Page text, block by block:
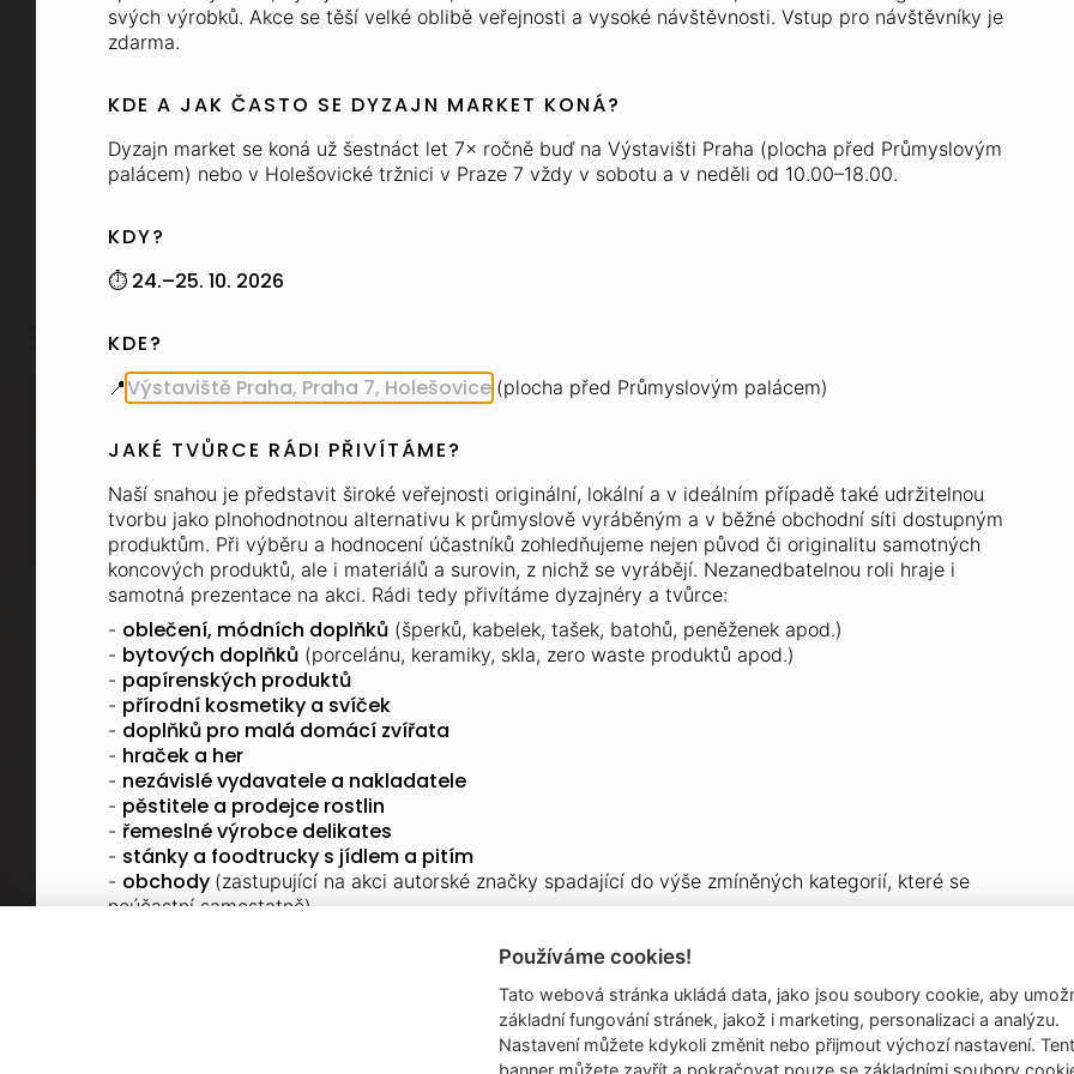
hod) na Olgu: tel. +420 725 779 796. Pokud si ještě potřebujete přečíst základní specifikace,
pokyny a další důležité informace, můžete takučinit zde.
Informace o přihlašovateli
Partneři
Chcete se také
stát naším
partnerem?
Buzulucká 569/10
160 00 Praha 6
další edici? Stačí vyplnit svou e-mailovou adresu a
Používáme cookies!
Tato webová stránka ukládá data, jako jsou soubory cookie, aby
základní fungování stránek, jakož i marketing, personalizaci a analýzu.
Nastavení můžete kdykoli změnit nebo přijmout výchozí nastavení.
svých výrobků. Akce se těší velké oblibě veřejnosti a vysoké návštěvnosti. Vstup pro návštěvníky je
zdarma.
KDE A JAK ČASTO SE DYZAJN MARKET KONÁ?
Dyzajn market se koná už šestnáct let 7× ročně buď na Výstavišti Praha (plocha před Průmyslovým
palácem) nebo v Holešovické tržnici v Praze 7 vždy v sobotu a v neděli od 10.00–18.00.
KDY?
⏱️ 24.–25. 10. 2026
KDE?
📍Výstaviště Praha, Praha 7, Holešovice (plocha před Průmyslovým palácem)
JAKÉ TVŮRCE RÁDI PŘIVÍTÁME?
Naší snahou je představit široké veřejnosti originální, lokální a v ideálním případě také udržitelnou
tvorbu jako plnohodnotnou alternativu k průmyslově vyráběným a v běžné obchodní síti dostupným
produktům. Při výběru a hodnocení účastníků zohledňujeme nejen původ či originalitu samotných
koncových produktů, ale i materiálů a surovin, z nichž se vyrábějí. Nezanedbatelnou roli hraje i
samotná prezentace na akci. Rádi tedy přivítáme dyzajnéry a tvůrce:
- oblečení, módních doplňků (šperků, kabelek, tašek, batohů, peněženek apod.)
- bytových doplňků (porcelánu, keramiky, skla, zero waste produktů apod.)
- papírenských produktů
- přírodní kosmetiky a svíček
- doplňků pro malá domácí zvířata
- hraček a her
- nezávislé vydavatele a nakladatele
- pěstitele a prodejce rostlin
- řemeslné výrobce delikates
- stánky a foodtrucky s jídlem a pitím
- obchody (zastupující na akci autorské značky spadající do výše zmíněných kategorií, které se
neúčastní samostatně)
JAKÉ PRODUKTY SE NA DYZAJN MARKET NEHODÍ?
S ohledem na výše uvedené skutečnosti neumožňujeme na akci prodávat nejrůznější produkty